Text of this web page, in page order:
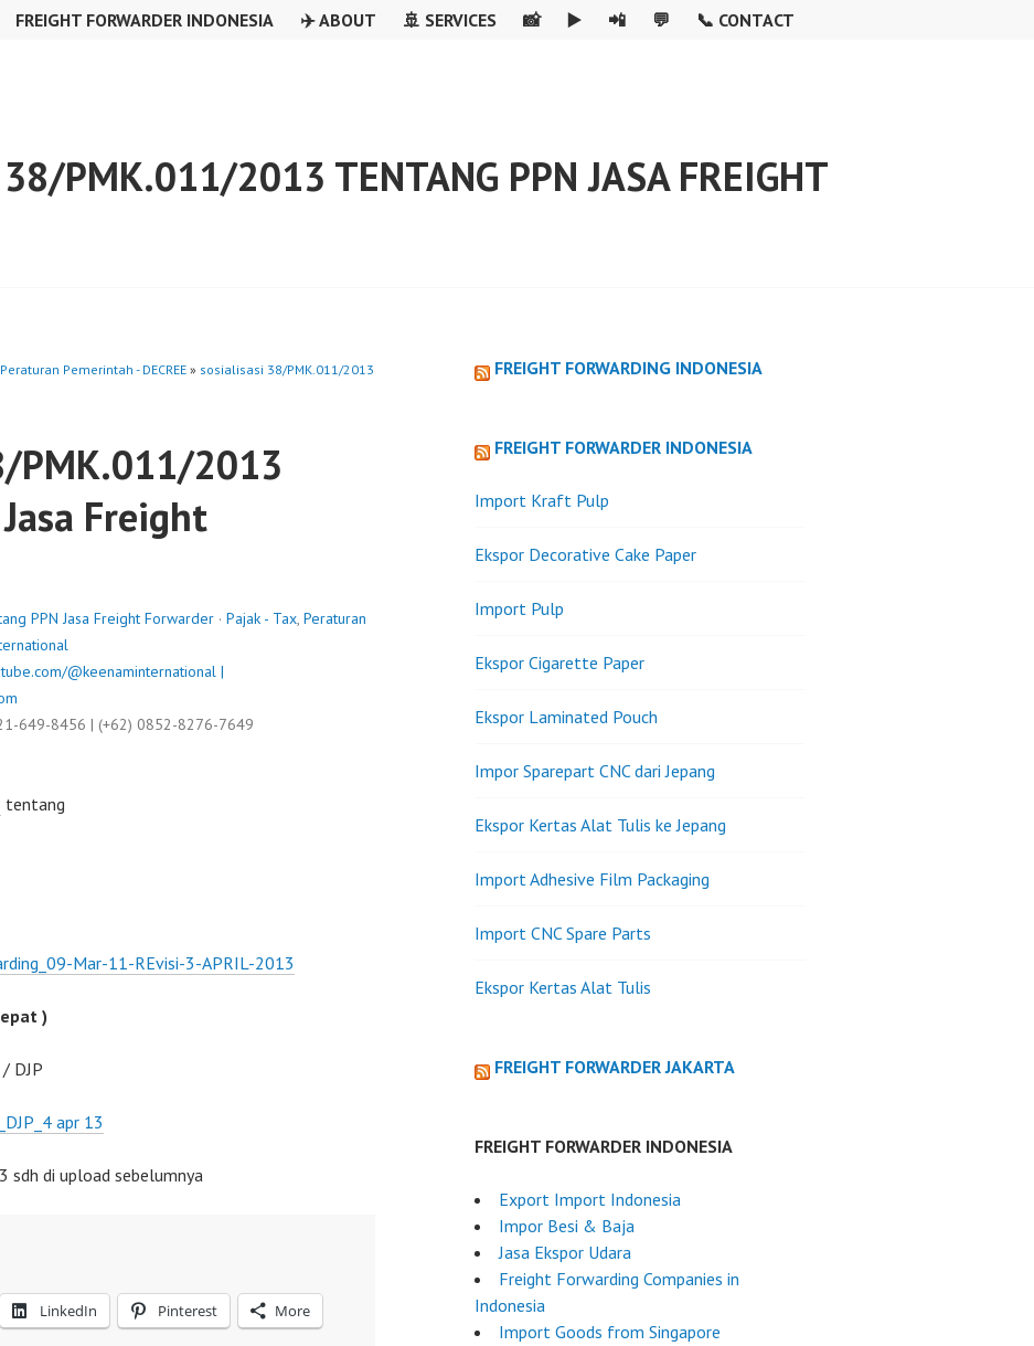
FREIGHT FORWARDER INDONESIA ✈️ ABOUT 🚢 SERVICES 📸 ▶️ 📲 💬 📞 CONTACT
PMK.011/2013 TENTANG PPN JASA FREIGHT
Peraturan Pemerintah - DECREE » sosialisasi 38/PMK.011/2013
PMK.011/2013
Freight
PPN Jasa Freight Forwarder · Pajak - Tax, Peraturan
@keenaminternational |
649-8456 | (+62) 0852-8276-7649
tentang
Mar-11-REvisi-3-APRIL-2013
)
DJP
apr 13
di upload sebelumnya
LinkedIn Pinterest More
FREIGHT FORWARDING INDONESIA
FREIGHT FORWARDER INDONESIA
Import Kraft Pulp
Ekspor Decorative Cake Paper
Import Pulp
Ekspor Cigarette Paper
Ekspor Laminated Pouch
Impor Sparepart CNC dari Jepang
Ekspor Kertas Alat Tulis ke Jepang
Import Adhesive Film Packaging
Import CNC Spare Parts
Ekspor Kertas Alat Tulis
FREIGHT FORWARDER JAKARTA
FREIGHT FORWARDER INDONESIA
Export Import Indonesia
Impor Besi & Baja
Jasa Ekspor Udara
Freight Forwarding Companies in
Indonesia
Import Goods from Singapore